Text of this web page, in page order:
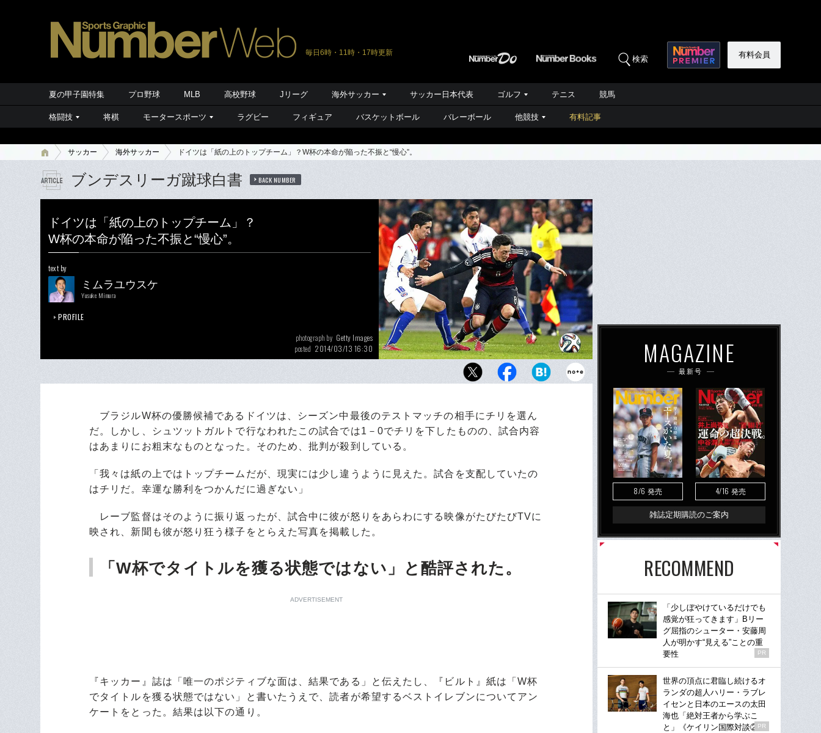
毎日6時・11時・17時更新
検索 有料会員
夏の甲子園特集 プロ野球 MLB 高校野球 Jリーグ 海外サッカー サッカー日本代表 ゴルフ テニス 競馬
格闘技 将棋 モータースポーツ ラグビー フィギュア バスケットボール バレーボール 他競技 有料記事
サッカー 海外サッカー ドイツは「紙の上のトップチーム」？W杯の本命が陥った不振と“慢心”。
ブンデスリーガ蹴球白書 BACK NUMBER
ドイツは「紙の上のトップチーム」？
W杯の本命が陥った不振と“慢心”。
text by
ミムラユウスケ
Yusuke Mimura
PROFILE
photograph by Getty Images
posted 2014/03/13 16:30
チリとの親善試合で、勝利こそしたものの「らしさ」を発
ブラジルW杯の優勝候補であるドイツは、シーズン中最後のテストマッチの相手にチリを選ん
だ。しかし、シュツットガルトで行なわれたこの試合では1－0でチリを下したものの、試合内容
はあまりにお粗末なものとなった。そのため、批判が殺到している。
「我々は紙の上ではトップチームだが、現実には少し違うように見えた。試合を支配していたの
はチリだ。幸運な勝利をつかんだに過ぎない」
レーブ監督はそのように振り返ったが、試合中に彼が怒りをあらわにする映像がたびたびTVに
映され、新聞も彼が怒り狂う様子をとらえた写真を掲載した。
「W杯でタイトルを獲る状態ではない」と酷評された。
ADVERTISEMENT
『キッカー』誌は「唯一のポジティブな面は、結果である」と伝えたし、『ビルト』紙は「W杯
でタイトルを獲る状態ではない」と書いたうえで、読者が希望するベストイレブンについてアン
ケートをとった。結果は以下の通り。
MAGAZINE
最新号
8/6 発売 4/16 発売
雑誌定期購読のご案内
RECOMMEND
「少しぼやけているだけでも
感覚が狂ってきます」Bリー
グ屈指のシューター・安藤周
人が明かす“見える”ことの重
要性
PR
世界の頂点に君臨し続けるオ
ランダの超人ハリー・ラブレ
イセンと日本のエースの太田
海也「絶対王者から学ぶこ
と」《ケイリン国際対談②》
PR